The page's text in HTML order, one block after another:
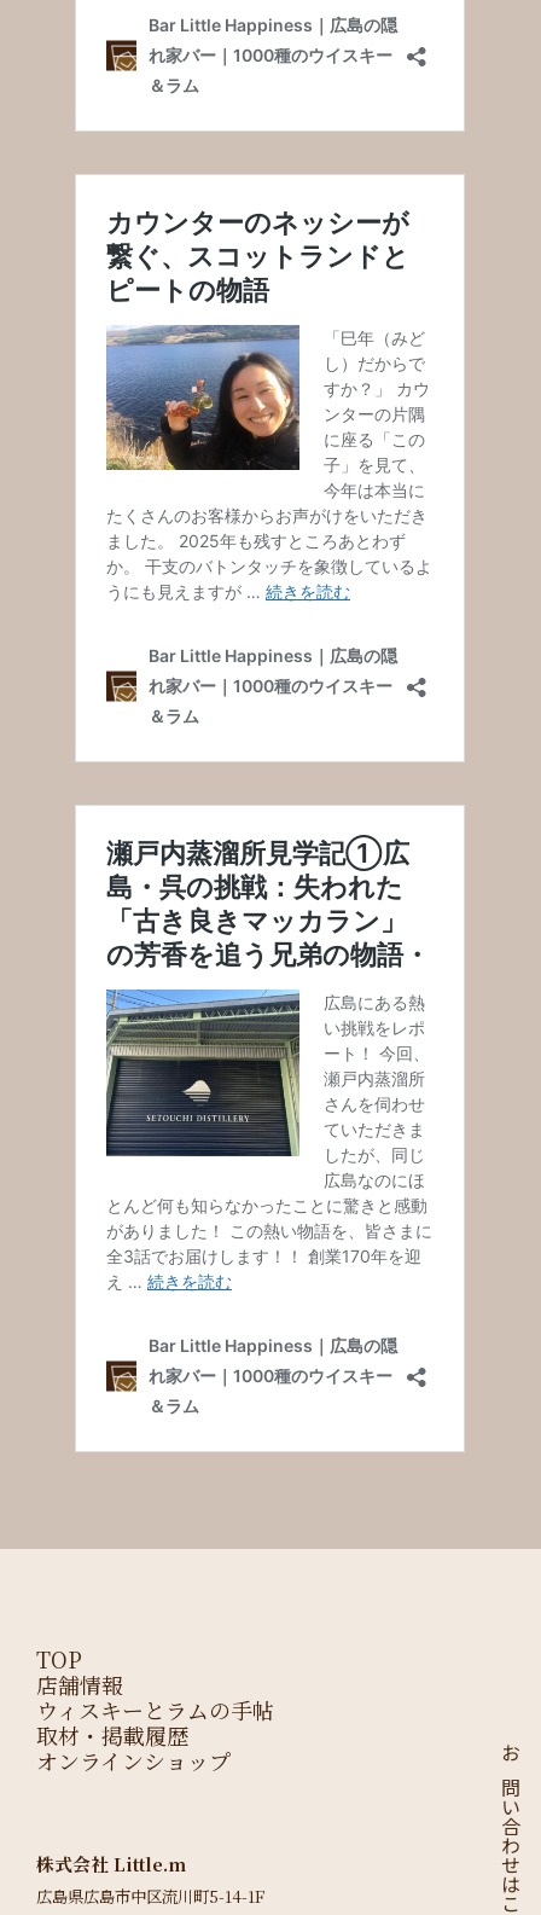
お問い合わせはこちら
TOP
店舗情報
ウィスキーとラムの手帖
取材・掲載履歴
オンラインショップ
株式会社 Little.m
広島県広島市中区流川町5-14-1F